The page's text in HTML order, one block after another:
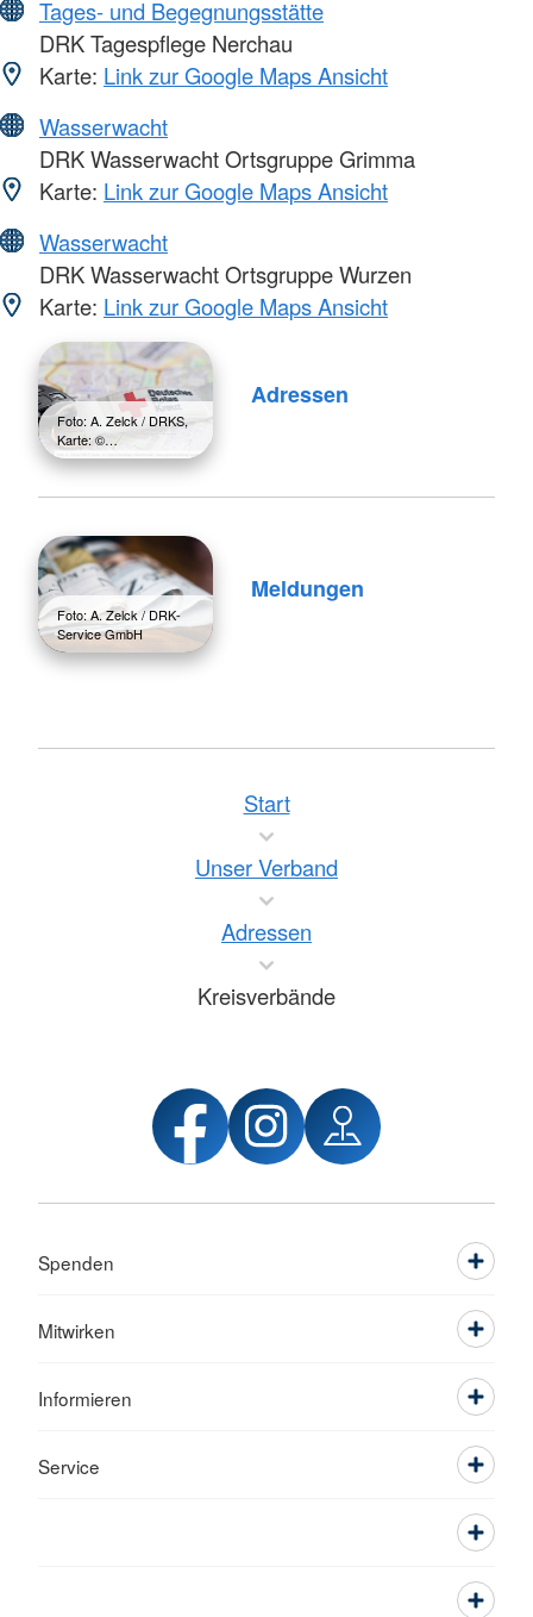
Tages- und Begegnungsstätte
DRK Tagespflege Nerchau
Karte: Link zur Google Maps Ansicht
Wasserwacht
DRK Wasserwacht Ortsgruppe Grimma
Karte: Link zur Google Maps Ansicht
Wasserwacht
DRK Wasserwacht Ortsgruppe Wurzen
Karte: Link zur Google Maps Ansicht
Foto: A. Zelck / DRKS,
Karte: ©…
Adressen
Foto: A. Zelck / DRK-
Service GmbH
Meldungen
Start
Unser Verband
Adressen
Kreisverbände
Spenden
Mitwirken
Informieren
Service